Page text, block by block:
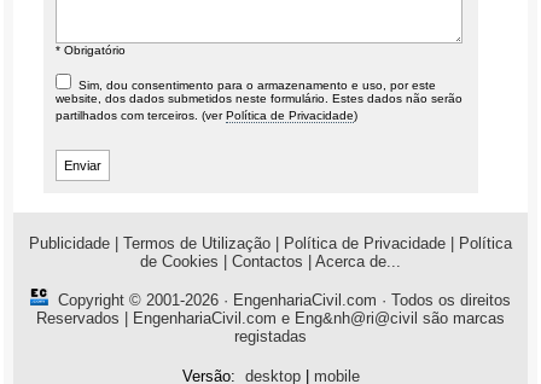
* Obrigatório
Sim, dou consentimento para o armazenamento e uso, por este
website, dos dados submetidos neste formulário. Estes dados não serão
partilhados com terceiros. (verPolítica de Privacidade)
Publicidade Termos de Utilização Política de Privacidade
Política
de Cookies
Contactos Acerca de...
Copyright © 2001-2026 · EngenhariaCivil.com · Todos os direitos
Reservados | EngenhariaCivil.com e Eng&nh@ri@civil são marcas
registadas
Versão: desktop| mobile